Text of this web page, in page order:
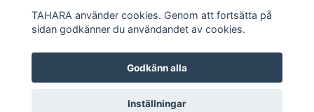
TAHARA använder cookies. Genom att fortsätta på
sidan godkänner du användandet av cookies.
Godkänn alla
Inställningar